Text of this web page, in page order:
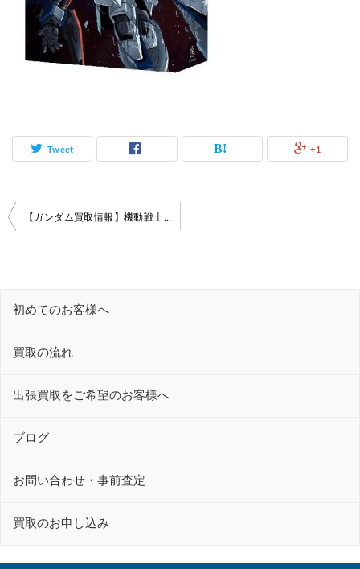
Tweet +1
投
ゲ
ー
ョ
【ガンダム買取情報】機動戦士Ζガンダム 劇場版Blu-rayBOX
初めてのお客様へ
買取の流れ
出張買取をご希望のお客様へ
ブログ
お問い合わせ・事前査定
買取のお申し込み